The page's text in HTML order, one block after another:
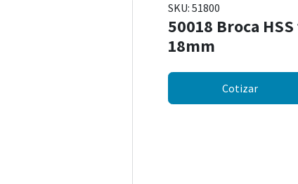
SKU: 51800
50018 Broca
18mm
Cotizar